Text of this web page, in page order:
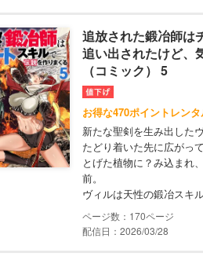
追放された鍛冶師は
追い出されたけど、
（コミック） 5
お得な470ポイントレン
新たな聖剣を生み出した
たどり着いた先に広がっ
とげた植物に？み込まれ
前。
ヴィルは天性の鍛冶スキ
170
配信日：2026/03/28